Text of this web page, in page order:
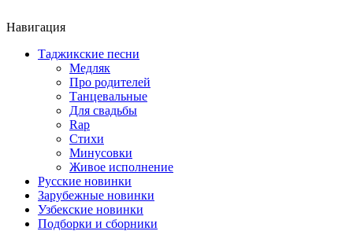
Навигация
Таджикские песни
Медляк
Про родителей
Танцевальные
Для свадьбы
Rap
Стихи
Минусовки
Живое исполнение
Русские новинки
Зарубежные новинки
Узбекские новинки
Подборки и сборники